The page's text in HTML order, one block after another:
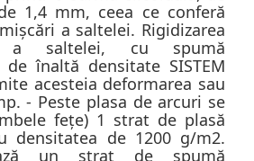
1,4 mm, ceea ce conferă
a saltelei. Rigidizarea
a saltelei, cu spumă
de înaltă densitate SISTEM
acesteia deformarea sau
- Peste plasa de arcuri se
feţe) 1 strat de plasă
densitatea de 1200 g/m2.
un strat de spumă